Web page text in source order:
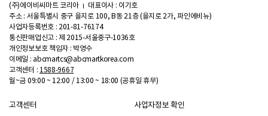
(주)에이비씨마트 코리아
대표이사 : 이기호
주소 : 서울특별시 중구 을지로 100, B동 21층 (을지로 2가, 파인에비뉴)
사업자등록번호 : 201-81-76174
통신판매업신고 : 제 2015-서울중구-1036호
개인정보보호 책임자 : 박영수
이메일 : abcmartcs@abcmartkorea.com
고객센터 : 1588-9667
월~금 09:00 ~ 12:00 / 13:00 ~ 18:00 (공휴일 휴무)
고객센터 사업자정보 확인